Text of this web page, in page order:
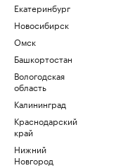
Екатеринбург
Новосибирск
Омск
Башкортостан
Вологодская
область
Калининград
Краснодарский
край
Нижний
Новгород